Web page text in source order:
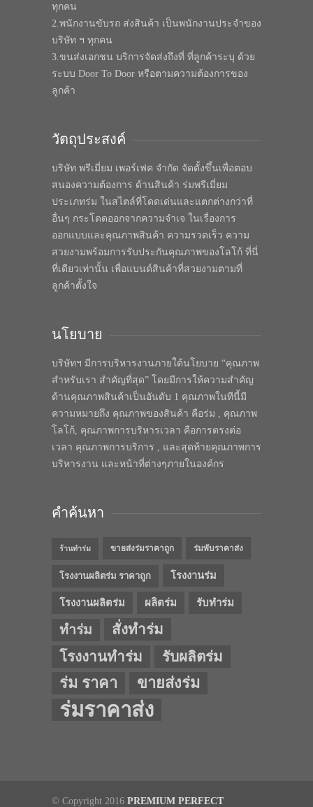
ทุกคน
2.พนักงานขับรถ ส่งสินค้า เป็นพนักงานประจำของ
บริษัท ฯ ทุกคน
3.ขนส่งเอกชน บริการจัดส่งถึงที่ ที่ลูกค้าระบุ ด้วย
ระบบ Door To Door หรือตามความต้องการของ
ลูกค้า
วัตถุประสงค์
บริษัท พรีเมี่ยม เพอร์เฟค จำกัด จัดตั้งขึ้นเพื่อตอบ
สนองความต้องการ ด้านสินค้า ร่มพรีเมี่ยม
ประเภทร่ม ในสไตล์ที่โดดเด่นและแตกต่างกว่าที่
อื่นๆ กระโดดออกจากความจำเจ ในเรื่องการ
ออกแบบและคุณภาพสินค้า ความรวดเร็ว ความ
สวยงามพร้อมการรับประกันคุณภาพของโลโก้ ที่นี่
ที่เดียวเท่านั้น เพื่อแบนด์สินค้าที่สวยงามตามที่
ลูกค้าตั้งใจ
นโยบาย
บริษัทฯ มีการบริหารงานภายใต้นโยบาย “คุณภาพ
สำหรับเรา สำคัญที่สุด” โดยมีการให้ความสำคัญ
ด้านคุณภาพสินค้าเป็นอันดับ 1 คุณภาพในทีนี้มี
ความหมายถึง คุณภาพของสินค้า คือร่ม , คุณภาพ
โลโก้, คุณภาพการบริหารเวลา คือการตรงต่อ
เวลา คุณภาพการบริการ , และสุดท้ายคุณภาพการ
บริหารงาน และหน้าที่ต่างๆภายในองค์กร
คำค้นหา
ร้านทำร่ม ขายส่งร่มราคาถูก ร่มพับราคาส่ง
โรงงานผลิตร่ม ราคาถูก โรงงานร่ม
โรงงานผลิตร่ม ผลิตร่ม รับทำร่ม
ทำร่ม
สั่งทำร่ม
โรงงานทำร่ม
รับผลิตร่ม
ร่ม ราคา ขายส่งร่ม
ร่มราคาส่ง
© Copyright 2016 PREMIUM PERFECT